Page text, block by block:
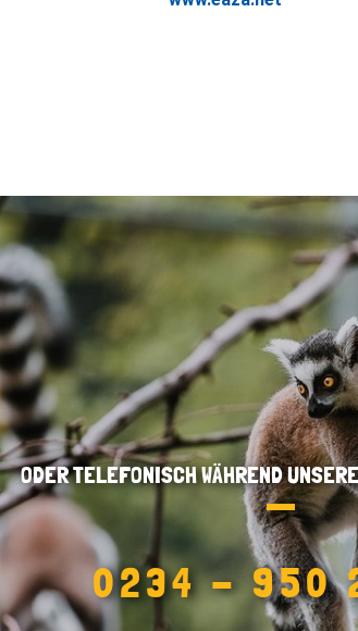
ODER TELEFONISCH WÄHREND
0234 - 950